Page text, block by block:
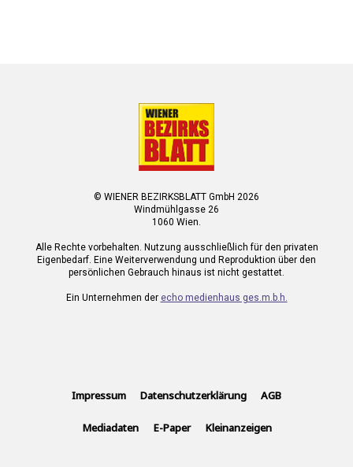
© WIENER BEZIRKSBLATT GmbH 2026
Windmühlgasse 26
1060 Wien.
Alle Rechte vorbehalten. Nutzung ausschließlich für den privaten
Eigenbedarf. Eine Weiterverwendung und Reproduktion über den
persönlichen Gebrauch hinaus ist nicht gestattet.
Ein Unternehmen der echo medienhaus ges.m.b.h.
Impressum Datenschutzerklärung AGB
Mediadaten E-Paper Kleinanzeigen